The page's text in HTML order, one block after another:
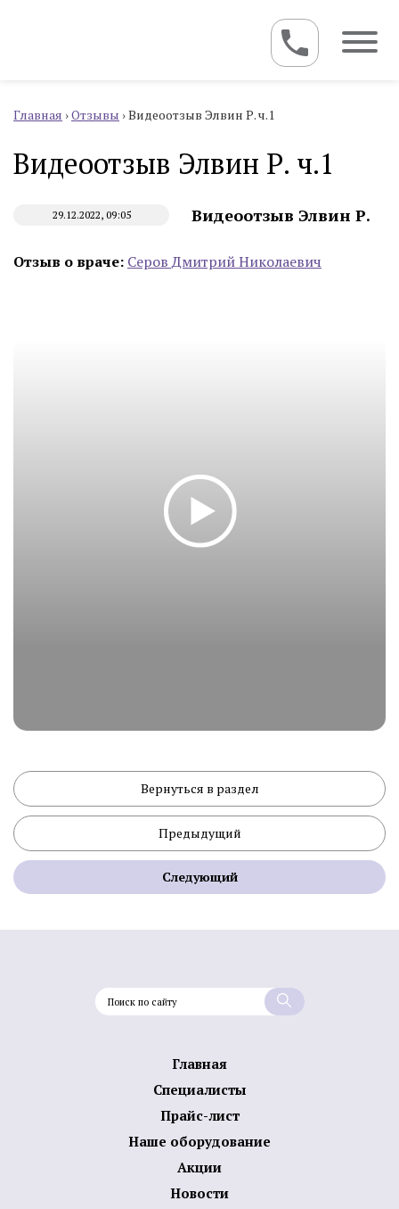
Главная ›Отзывы ›Видеоотзыв Элвин Р. ч.1
Видеоотзыв Элвин Р. ч.1
29.12.2022, 09:05 Видеоотзыв Элвин Р.
Отзыв о враче: Серов Дмитрий Николаевич
Вернуться в раздел
Предыдущий
Следующий
Главная
Специалисты
Прайс-лист
Наше оборудование
Акции
Новости